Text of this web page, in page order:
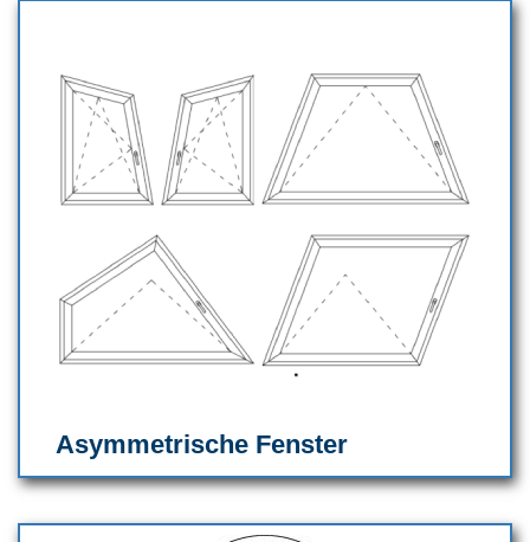
Asymmetrische Fenster